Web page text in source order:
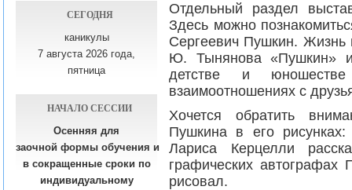
СЕГОДНЯ
каникулы
7 августа 2026 года,
пятница
НАЧАЛО СЕССИИ
Осенняя для
заочной формы обучения и
в сокращенные сроки по
индивидуальному
Отдельный раздел
Здесь можно
Сергеевич Пушкин. Жизнь
Ю. Тынянова «Пушкин»
детстве и
взаимоотношениях с
Хочется обратить
Пушкина в его
Лариса Керцелли
графических
рисовал.